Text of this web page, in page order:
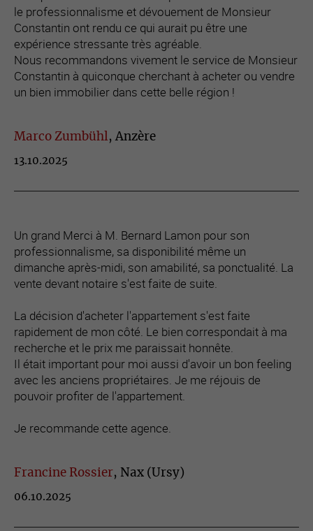
le professionnalisme et dévouement de Monsieur
Constantin ont rendu ce qui aurait pu être une
expérience stressante très agréable.
Nous recommandons vivement le service de Monsieur
Constantin à quiconque cherchant à acheter ou vendre
un bien immobilier dans cette belle région !
Marco Zumbühl, Anzère
13.10.2025
Un grand Merci à M. Bernard Lamon pour son
professionnalisme, sa disponibilité même un
dimanche après-midi, son amabilité, sa ponctualité. La
vente devant notaire s'est faite de suite.
La décision d'acheter l'appartement s'est faite
rapidement de mon côté. Le bien correspondait à ma
recherche et le prix me paraissait honnête.
Il était important pour moi aussi d'avoir un bon feeling
avec les anciens propriétaires. Je me réjouis de
pouvoir profiter de l'appartement.
Je recommande cette agence.
Francine Rossier, Nax (Ursy)
06.10.2025